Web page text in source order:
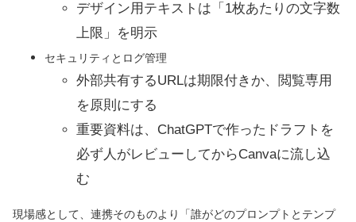
デザイン用テキストは「1枚あたりの文字数
上限」を明示
セキュリティとログ管理
外部共有するURLは期限付きか、閲覧専用
を原則にする
重要資料は、ChatGPTで作ったドラフトを
必ず人がレビューしてからCanvaに流し込
む
現場感として、連携そのものより「誰がどのプロンプトとテンプ